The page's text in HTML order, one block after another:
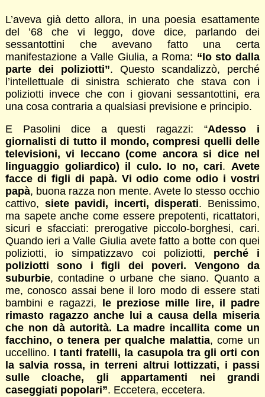
L’aveva già detto allora, in una poesia esattamente
del ’68 che vi leggo, dove dice, parlando dei
sessantottini che avevano fatto una certa
manifestazione a Valle Giulia, a Roma: “Io sto dalla
parte dei poliziotti”. Questo scandalizzò, perché
l’intellettuale di sinistra schierato che stava con i
poliziotti invece che con i giovani sessantottini, era
una cosa contraria a qualsiasi previsione e principio.
E Pasolini dice a questi ragazzi: “Adesso i
giornalisti di tutto il mondo, compresi quelli delle
televisioni, vi leccano (come ancora si dice nel
linguaggio goliardico) il culo. Io no, cari.Avete
facce di figli di papà. Vi odio come odio i vostri
papà, buona razza non mente. Avete lo stesso occhio
cattivo, siete pavidi, incerti, disperati. Benissimo,
ma sapete anche come essere prepotenti, ricattatori,
sicuri e sfacciati: prerogative piccolo-borghesi, cari.
Quando ieri a Valle Giulia avete fatto a botte con quei
poliziotti, io simpatizzavo coi poliziotti, perché i
poliziotti sono i figli dei poveri. Vengono da
suburbie, contadine o urbane che siano. Quanto a
me, conosco assai bene il loro modo di essere stati
bambini e ragazzi,
le preziose mille lire, il padre
rimasto ragazzo anche lui a causa della miseria
che non dà autorità. La madre incallita come un
facchino, o tenera per qualche malattia, come un
uccellino. I tanti fratelli, la casupola tra gli orti con
la salvia rossa, in terreni altrui lottizzati, i passi
sulle cloache, gli appartamenti nei grandi
caseggiati popolari”. Eccetera, eccetera.